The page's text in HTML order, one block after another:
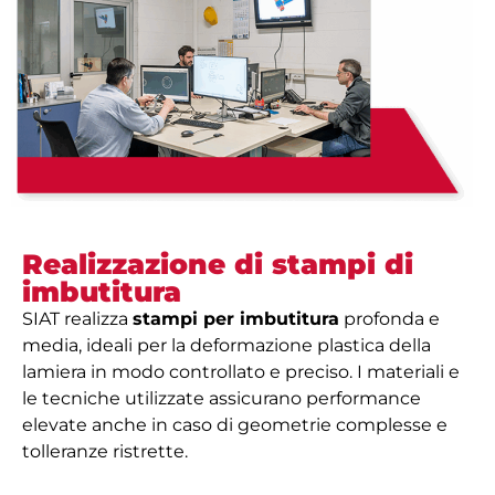
Realizzazione di stampi di
imbutitura
SIAT realizza stampi per imbutitura profonda e
media, ideali per la deformazione plastica della
lamiera in modo controllato e preciso. I materiali e
le tecniche utilizzate assicurano performance
elevate anche in caso di geometrie complesse e
tolleranze ristrette.